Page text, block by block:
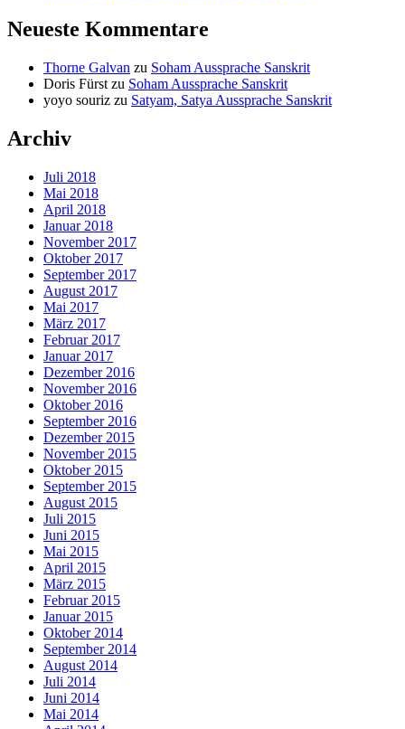
Neueste Kommentare
Thorne Galvan zu Soham Aussprache Sanskrit
Doris Fürst zu Soham Aussprache Sanskrit
yoyo souriz zu Satyam, Satya Aussprache Sanskrit
Archiv
Juli 2018
Mai 2018
April 2018
Januar 2018
November 2017
Oktober 2017
September 2017
August 2017
Mai 2017
März 2017
Februar 2017
Januar 2017
Dezember 2016
November 2016
Oktober 2016
September 2016
Dezember 2015
November 2015
Oktober 2015
September 2015
August 2015
Juli 2015
Juni 2015
Mai 2015
April 2015
März 2015
Februar 2015
Januar 2015
Oktober 2014
September 2014
August 2014
Juli 2014
Juni 2014
Mai 2014